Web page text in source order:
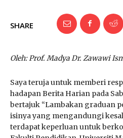
SHARE
Oleh: Prof. Madya Dr. Zawawi
Saya teruja untuk memberi
hadapan Berita Harian pada
bertajuk “Lambakan graduan
isinya yang mengandungi
terdapat keperluan untuk